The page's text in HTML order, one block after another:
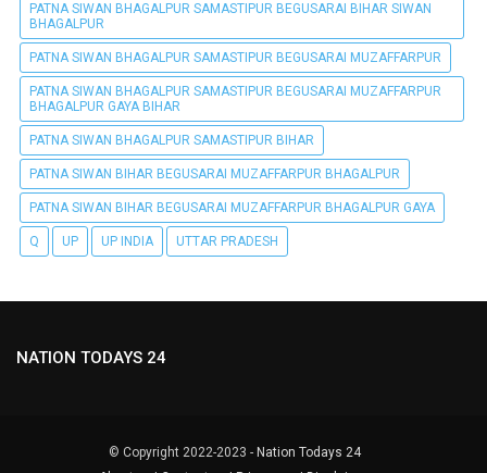
PATNA SIWAN BHAGALPUR SAMASTIPUR BEGUSARAI BIHAR SIWAN
BHAGALPUR
PATNA SIWAN BHAGALPUR SAMASTIPUR BEGUSARAI MUZAFFARPUR
PATNA SIWAN BHAGALPUR SAMASTIPUR BEGUSARAI MUZAFFARPUR
BHAGALPUR GAYA BIHAR
PATNA SIWAN BHAGALPUR SAMASTIPUR BIHAR
PATNA SIWAN BIHAR BEGUSARAI MUZAFFARPUR BHAGALPUR
PATNA SIWAN BIHAR BEGUSARAI MUZAFFARPUR BHAGALPUR GAYA
Q UP UP INDIA UTTAR PRADESH
NATION TODAYS 24
© Copyright 2022-2023 - Nation Todays 24